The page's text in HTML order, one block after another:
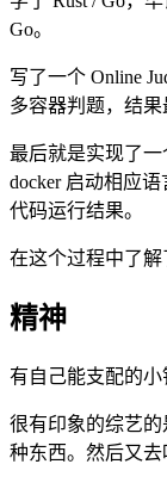
Go。
写了一个 Online
多容器判题，结果
最后就是实现了
docker 启动相应
代码运行结果。
在这个过程中了解
精神
有自己能支配的小
很有印象的综艺
种东西。然后又去